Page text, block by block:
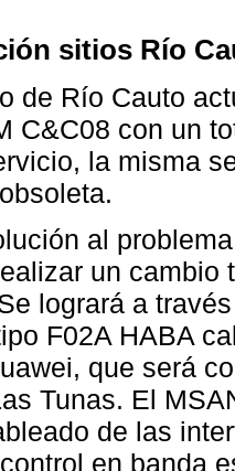
sitios Río
de Río Cauto
C&C08 con un
la misma
al
un cambio
logrará a
F02A HABA
que será
Tunas. El
de las
en banda